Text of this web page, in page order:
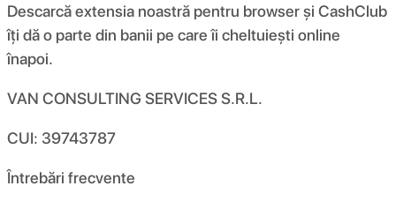
Descarcă extensia noastră pentru browser și CashClub
îți dă o parte din banii pe care îi cheltuiești online
înapoi.
VAN CONSULTING SERVICES S.R.L.
CUI: 39743787
Întrebări frecvente